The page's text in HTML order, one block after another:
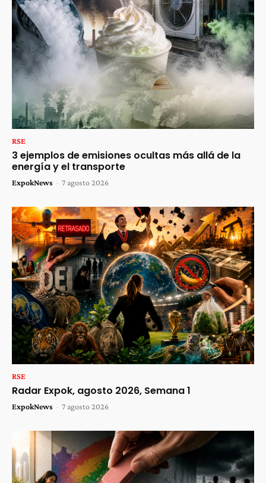
RSE
3 ejemplos de emisiones ocultas más allá de la
energía y el transporte
ExpokNews - 7 agosto 2026
RSE
Radar Expok, agosto 2026, Semana 1
ExpokNews - 7 agosto 2026